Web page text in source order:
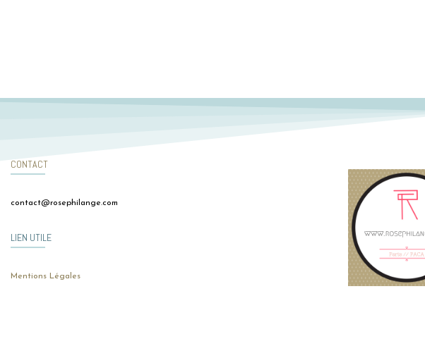
CONTACT
contact@rosephilange.com
LIEN UTILE
Mentions Légales